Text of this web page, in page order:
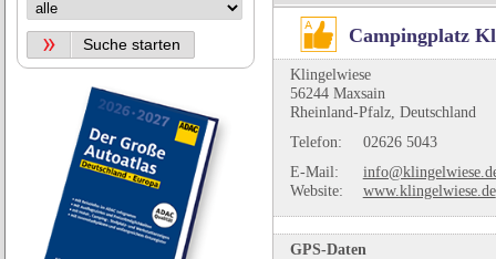
Campingplatz
Klingelwiese
56244 Maxsain
Rheinland-Pfalz, Deutschland
Telefon:
02626 5043
E-Mail:
Website:
www.klingelwiese.de
GPS-Daten